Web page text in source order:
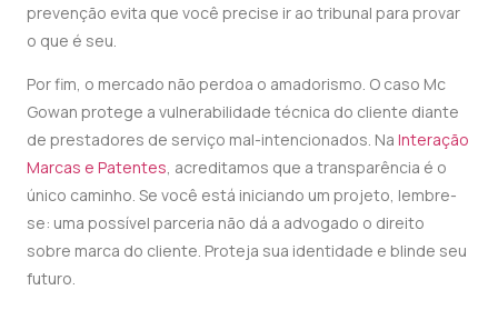
prevenção evita que você precise ir ao tribunal para provar
o que é seu.
Por fim, o mercado não perdoa o amadorismo. O caso Mc
Gowan protege a vulnerabilidade técnica do cliente diante
de prestadores de serviço mal-intencionados. Na Interação
Marcas e Patentes, acreditamos que a transparência é o
único caminho. Se você está iniciando um projeto, lembre-
se: uma possível parceria não dá a advogado o direito
sobre marca do cliente. Proteja sua identidade e blinde seu
futuro.